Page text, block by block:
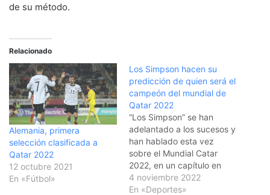
de su método.
Relacionado
Alemania, primera
selección clasificada a
Qatar 2022
12 octubre 2021
En «Fútbol»
Los Simpson hacen su
predicción de quien será el
campeón del mundial de
Qatar 2022
“Los Simpson” se han
adelantado a los sucesos y
han hablado esta vez
sobre el Mundial Catar
2022, en un capítulo en
donde predicen el final de
la Copa Mundo años antes
4 noviembre 2022
En «Deportes»